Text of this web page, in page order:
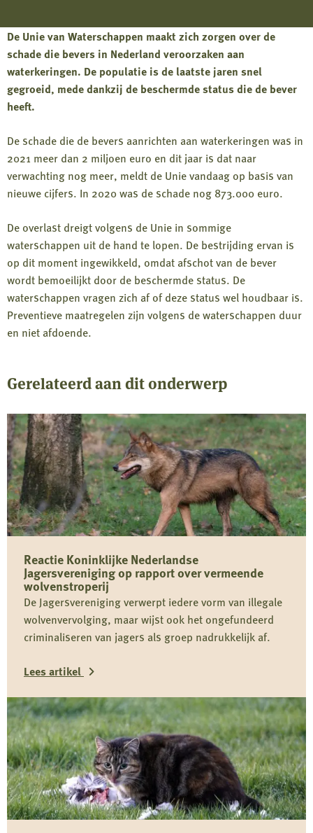
De Unie van Waterschappen maakt zich zorgen over de
schade die bevers in Nederland veroorzaken aan
waterkeringen. De populatie is de laatste jaren snel
gegroeid, mede dankzij de beschermde status die de bever
heeft.
De schade die de bevers aanrichten aan waterkeringen was in
2021 meer dan 2 miljoen euro en dit jaar is dat naar
verwachting nog meer, meldt de Unie vandaag op basis van
nieuwe cijfers. In 2020 was de schade nog 873.000 euro.
De overlast dreigt volgens de Unie in sommige
waterschappen uit de hand te lopen. De bestrijding ervan is
op dit moment ingewikkeld, omdat afschot van de bever
wordt bemoeilijkt door de beschermde status. De
waterschappen vragen zich af of deze status wel houdbaar is.
Preventieve maatregelen zijn volgens de waterschappen duur
en niet afdoende.
Gerelateerd aan dit onderwerp
Reactie Koninklijke Nederlandse
Jagersvereniging op rapport over vermeende
wolvenstroperij
De Jagersvereniging verwerpt iedere vorm van illegale
wolvenvervolging, maar wijst ook het ongefundeerd
criminaliseren van jagers als groep nadrukkelijk af.
Lees artikel
Lees
meer
over
Reactie
Koninklijke
Nederlandse
Jagersvereniging